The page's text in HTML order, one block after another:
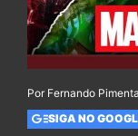
Por Fernando
SIGA NO